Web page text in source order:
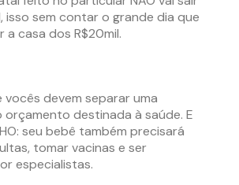
isso sem contar o grande dia que
casa dos R$20mil.
vocês devem separar uma
destinada à saúde. E
seu bebê também precisará
tomar vacinas e ser
especialistas.